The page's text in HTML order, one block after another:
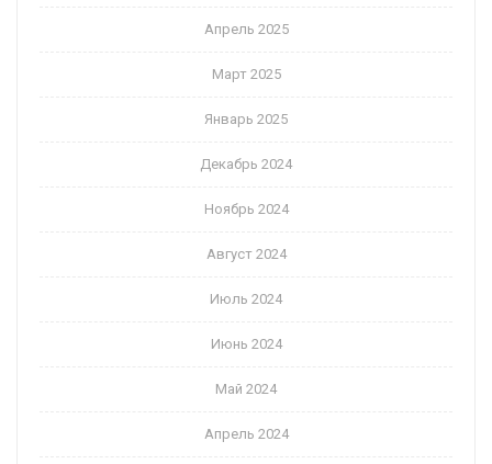
Апрель 2025
Март 2025
Январь 2025
Декабрь 2024
Ноябрь 2024
Август 2024
Июль 2024
Июнь 2024
Май 2024
Апрель 2024